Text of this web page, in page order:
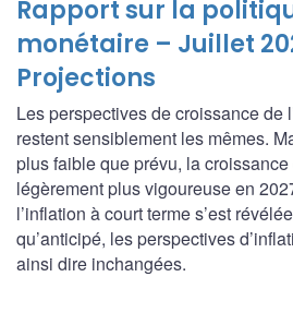
Rapport sur la
monétaire – Juillet
Projections
Les perspectives de croissance de
restent sensiblement les mêmes.
plus faible que prévu, la
légèrement plus vigoureuse en
l’inflation à court terme s’est
qu’anticipé, les perspectives
ainsi dire inchangées.